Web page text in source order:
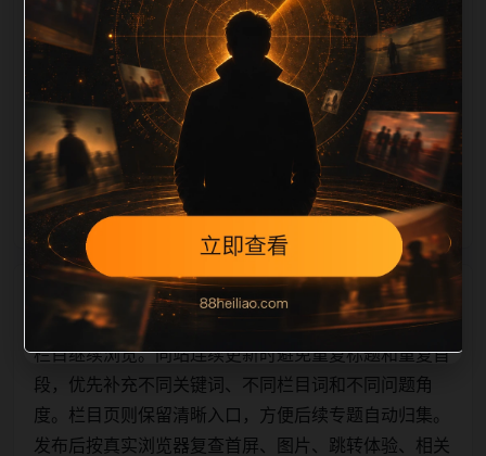
上一篇下一篇和 sitemap 入口，保证重要页面点击深度
尽量控制在三次以内。正文维护时可按用户搜索路径补
充三类信息：入口是否稳定、同栏目还有哪些可继续阅
读、移动端打开时图片和摘要是否一致。每次新增内容
后同步检查标题、description、canonical、主题图、
alt、title和推荐链接，确保页面既能被搜索引擎理解，
也能让真实用户顺着
相关问题与推荐
栏目继续浏览。同站连续更新时避免重复标题和重复首
段，优先补充不同关键词、不同栏目词和不同问题角
度。栏目页则保留清晰入口，方便后续专题自动归集。
发布后按真实浏览器复查首屏、图片、跳转体验、相关